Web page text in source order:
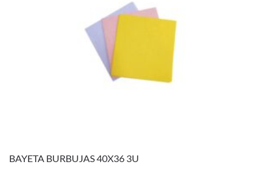
BAYETA BURBUJAS 40X36 3U